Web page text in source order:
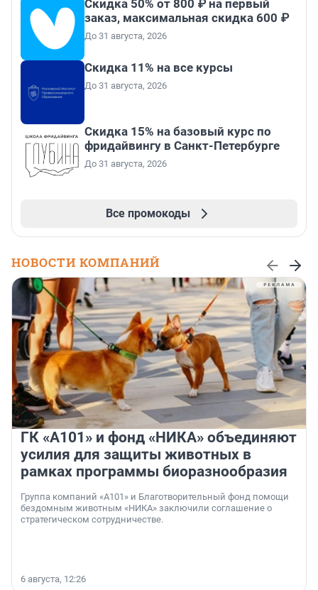
Скидка 50% от 800 ₽ на первый
заказ, максимальная скидка 600 ₽
До 31 августа, 2026
Скидка 11% на все курсы
До 31 августа, 2026
Скидка 15% на базовый курс по
фридайвингу в Санкт-Петербурге
До 31 августа, 2026
Все промокоды
НОВОСТИ КОМПАНИЙ
ГК «А101» и фонд «НИКА» объединяют
усилия для защиты животных в
рамках программы биоразнообразия
Группа компаний «А101» и Благотворительный фонд помощи
бездомным животным «НИКА» заключили соглашение о
стратегическом сотрудничестве.
6 августа, 12:26